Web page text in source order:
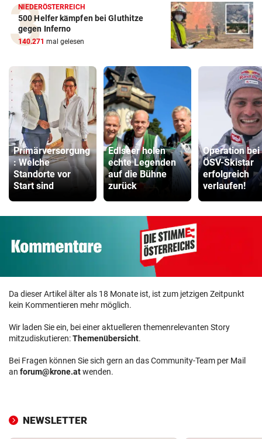
NIEDERÖSTERREICH
500 Helfer kämpfen bei Gluthitze
gegen Inferno
140.271 mal gelesen
Primärversorgung
: Welche
Standorte vor
Start sind
Edlseer holen
echte Legenden
auf die Bühne
zurück
Operation bei
ÖSV-Skistar
erfolgreich
verlaufen!
Da dieser Artikel älter als 18 Monate ist, ist zum jetzigen Zeitpunkt
kein Kommentieren mehr möglich.
Wir laden Sie ein, bei einer aktuelleren themenrelevanten Story
mitzudiskutieren:Themenübersicht.
Bei Fragen können Sie sich gern an das Community-Team per Mail
an forum@krone.atwenden.
NEWSLETTER